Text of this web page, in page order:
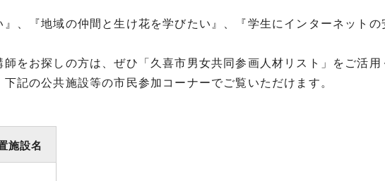
』、『地域の仲間と生け花を学びたい』、『学生にインターネット
をお探しの方は、ぜひ「久喜市男女共同参画人材リスト」をご活用
記の公共施設等の市民参加コーナーでご覧いただけます。
施設名